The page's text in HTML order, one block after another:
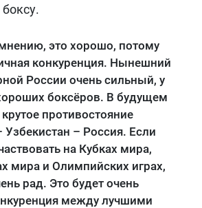
это хорошо, потому
конкуренция. Нынешний
России очень сильный, у
боксёров. В будущем
противостояние
Узбекистан – Россия. Если
на Кубках мира,
мира и Олимпийских играх,
рад. Это будет очень
между лучшими